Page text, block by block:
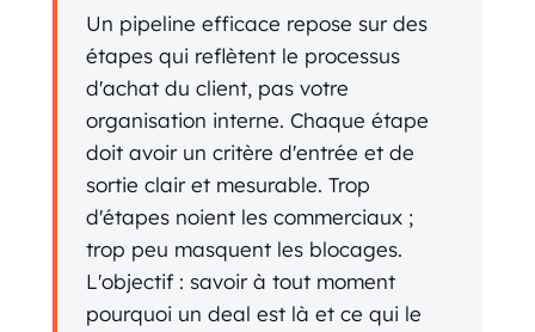
Un pipeline efficace repose sur des
étapes qui reflètent le processus
d'achat du client, pas votre
organisation interne. Chaque étape
doit avoir un critère d'entrée et de
sortie clair et mesurable. Trop
d'étapes noient les commerciaux ;
trop peu masquent les blocages.
L'objectif : savoir à tout moment
pourquoi un deal est là et ce qui le